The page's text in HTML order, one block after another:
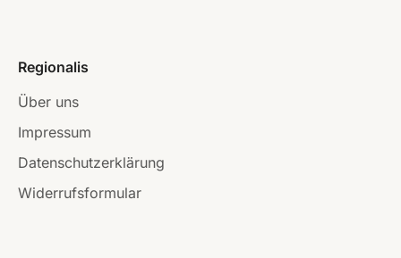
Regionalis
Über uns
Impressum
Datenschutzerklärung
Widerrufsformular